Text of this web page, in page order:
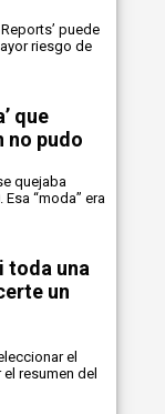
puede
riesgo de
que
no pudo
quejaba
“moda” era
toda una
un
el
resumen del